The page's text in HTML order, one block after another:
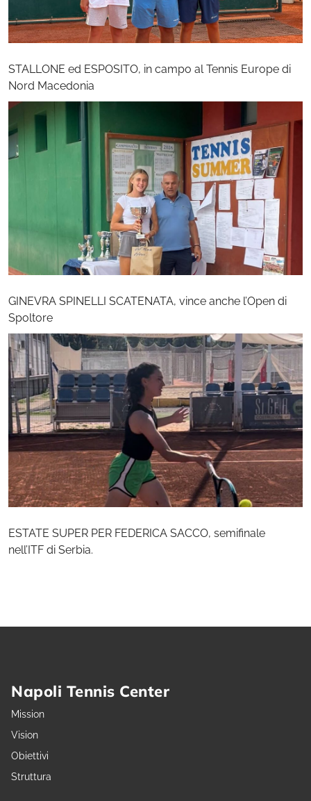
STALLONE ed ESPOSITO, in campo al Tennis Europe di
Nord Macedonia
GINEVRA SPINELLI SCATENATA, vince anche l’Open di
Spoltore
ESTATE SUPER PER FEDERICA SACCO, semifinale
nell’ITF di Serbia.
Napoli Tennis Center
Mission
Vision
Obiettivi
Struttura